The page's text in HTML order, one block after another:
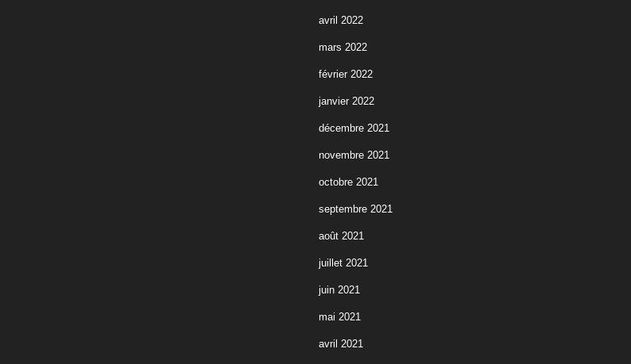
avril 2022
mars 2022
février 2022
janvier 2022
décembre 2021
novembre 2021
octobre 2021
septembre 2021
août 2021
juillet 2021
juin 2021
mai 2021
avril 2021